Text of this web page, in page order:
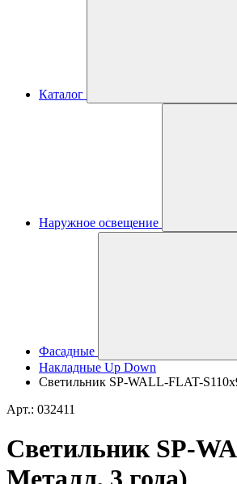
Каталог
Наружное освещение
Фасадные
Накладные Up Down
Светильник SP-WALL-FLAT-
Арт.: 032411
Светильник SP-